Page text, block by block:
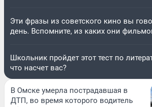
Эти фразы из советского кино вы
день. Вспомните, из каких они
Школьник пройдет этот тест по
что насчет вас?
В Омске умерла пострадавшая в
ДТП, во время которого водитель